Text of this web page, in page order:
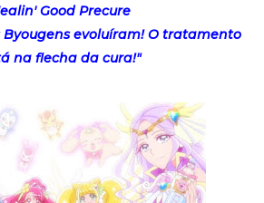
Good Precure
Byougens evoluíram! O tratamento
na flecha da cura!"